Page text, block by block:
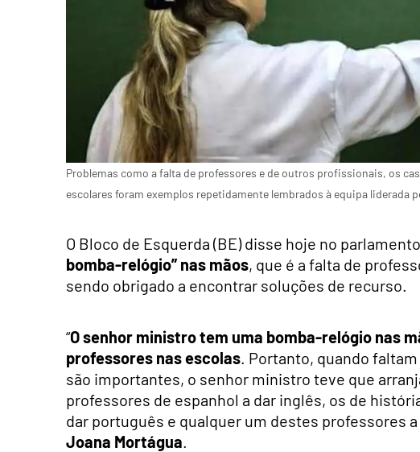
Problemas como a falta de professores e de outros profissionais, os
escolares foram exemplos repetidamente lembrados à equipa liderada
O Bloco de Esquerda (BE) disse hoje no
bomba-relógio” nas mãos, que é a falta de
sendo obrigado a encontrar soluções de recurso.
“O senhor ministro tem uma bomba-relógio nas
professores nas escolas . Portanto, quando
são importantes, o senhor ministro teve que
professores de espanhol a dar inglês, os de
dar português e qualquer um destes professores
Joana Mortágua